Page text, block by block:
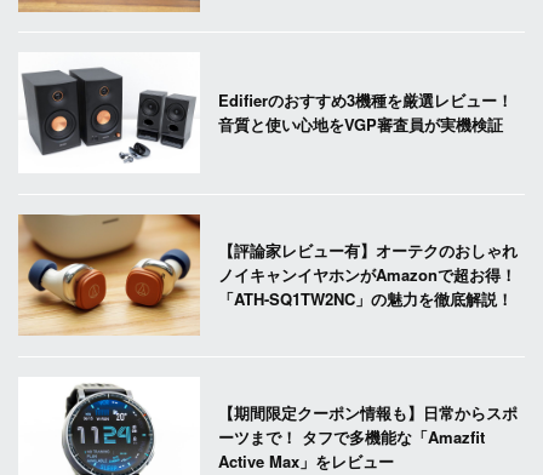
Edifierのおすすめ3機種を厳選レビュー！
音質と使い心地をVGP審査員が実機検証
【評論家レビュー有】オーテクのおしゃれ
ノイキャンイヤホンがAmazonで超お得！
「ATH-SQ1TW2NC」の魅力を徹底解説！
【期間限定クーポン情報も】日常からスポ
ーツまで！ タフで多機能な「Amazfit
Active Max」をレビュー